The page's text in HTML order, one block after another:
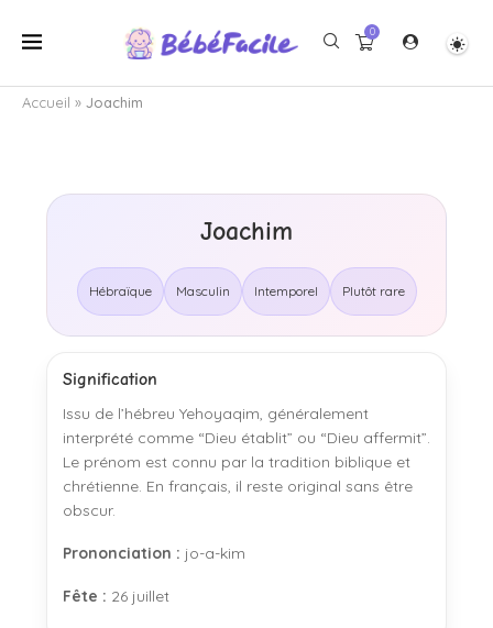
0
Accueil » Joachim
Joachim
Hébraïque Masculin Intemporel Plutôt rare
Signification
Issu de l’hébreu Yehoyaqim, généralement
interprété comme “Dieu établit” ou “Dieu affermit”.
Le prénom est connu par la tradition biblique et
chrétienne. En français, il reste original sans être
obscur.
Prononciation : jo-a-kim
Fête : 26 juillet